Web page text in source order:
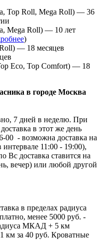
Top Roll, Mega Roll) — 36
Mega Roll) — 10 лет
)
— 18 месяцев
Eco, Top Comfort) — 18
в городе Москва
7 дней в неделю. При
в этот же день
00 - возможна доставка на
11:00 - 19:00),
Вс доставка ставится на
вечер) или любой другой
в пределах радиуса
менее 5000 руб. -
МКАД + 5 км
1 км за 40 руб. Кроватные